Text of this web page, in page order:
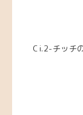
Ci.2-チッチ